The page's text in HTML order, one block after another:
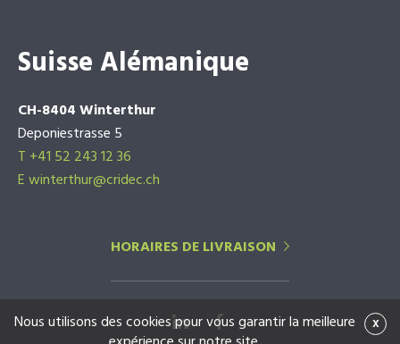
Suisse Alémanique
CH-8404 Winterthur
Deponiestrasse 5
T +41 52 243 12 36
E winterthur@cridec.ch
HORAIRES DE LIVRAISON
x
Nous utilisons des cookies pour vous garantir la meilleure